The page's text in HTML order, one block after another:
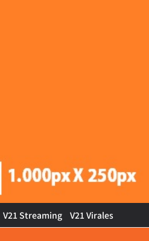
V21 Streaming V21 Virales